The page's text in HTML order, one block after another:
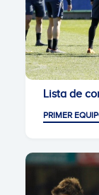
Lista de
PRIMER